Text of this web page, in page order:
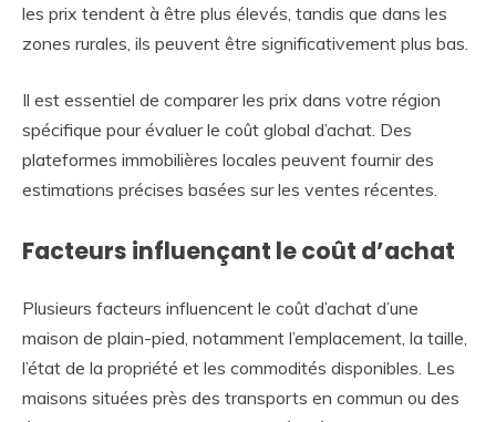
les prix tendent à être plus élevés, tandis que dans les
zones rurales, ils peuvent être significativement plus bas.
Il est essentiel de comparer les prix dans votre région
spécifique pour évaluer le coût global d’achat. Des
plateformes immobilières locales peuvent fournir des
estimations précises basées sur les ventes récentes.
Facteurs influençant le coût d’achat
Plusieurs facteurs influencent le coût d’achat d’une
maison de plain-pied, notamment l’emplacement, la taille,
l’état de la propriété et les commodités disponibles. Les
maisons situées près des transports en commun ou des